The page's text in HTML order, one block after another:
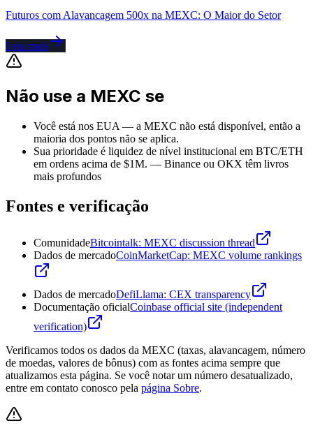
Futuros com Alavancagem 500x na MEXC: O Maior do Setor
Leia mais
Não use a MEXC se
Você está nos EUA — a MEXC não está disponível, então a
maioria dos pontos não se aplica.
Sua prioridade é liquidez de nível institucional em BTC/ETH
em ordens acima de $1M. — Binance ou OKX têm livros
mais profundos
Fontes e verificação
ComunidadeBitcointalk: MEXC discussion thread
Dados de mercadoCoinMarketCap: MEXC volume rankings
Dados de mercadoDefiLlama: CEX transparency
Documentação oficialCoinbase official site (independent
verification)
Verificamos todos os dados da MEXC (taxas, alavancagem, número
de moedas, valores de bônus) com as fontes acima sempre que
atualizamos esta página. Se você notar um número desatualizado,
entre em contato conosco pela página Sobre.